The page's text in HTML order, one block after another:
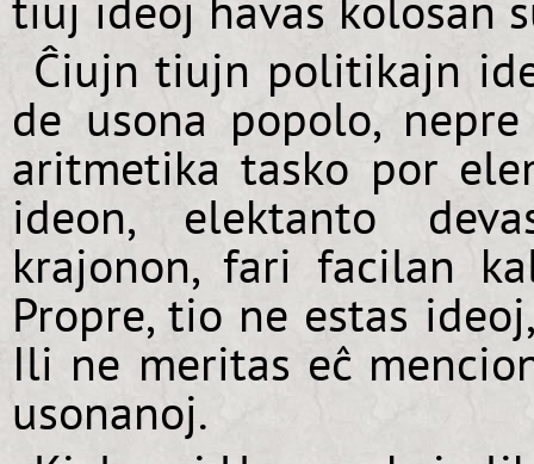
Ĉiujn tiujn politikajn
de usona popolo,
aritmetika tasko por
ideon, elektanto
krajonon, fari facilan
Propre, tio ne estas
Ili ne meritas eĉ
usonanoj.